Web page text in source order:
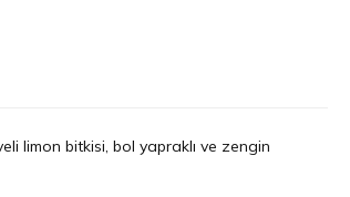
limon bitkisi, bol yapraklı ve zengin